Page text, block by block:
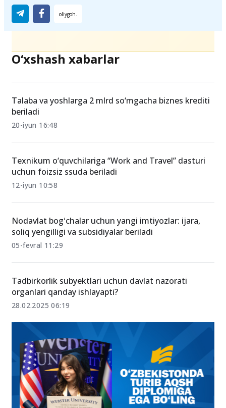
O‘xshash xabarlar
Talaba va yoshlarga 2 mlrd so‘mgacha biznes krediti
beriladi
20-iyun 16:48
Texnikum o‘quvchilariga “Work and Travel” dasturi
uchun foizsiz ssuda beriladi
12-iyun 10:58
Nodavlat bogʻchalar uchun yangi imtiyozlar: ijara,
soliq yengilligi va subsidiyalar beriladi
05-fevral 11:29
Tadbirkorlik subyektlari uchun davlat nazorati
organlari qanday ishlayapti?
28.02.2025 06:19